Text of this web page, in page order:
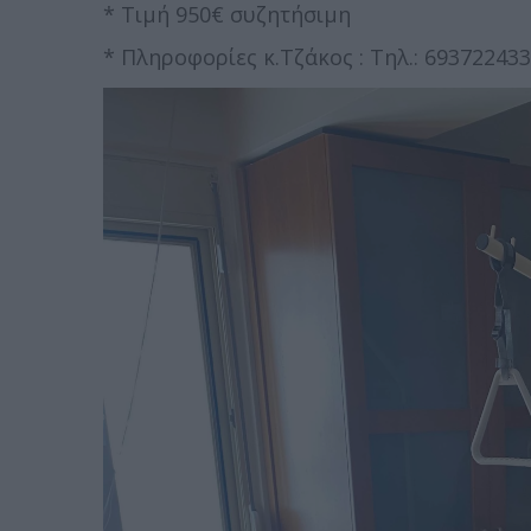
* Τιμή 950€ συζητήσιμη
* Πληροφορίες κ.Τζάκος : Τηλ.: